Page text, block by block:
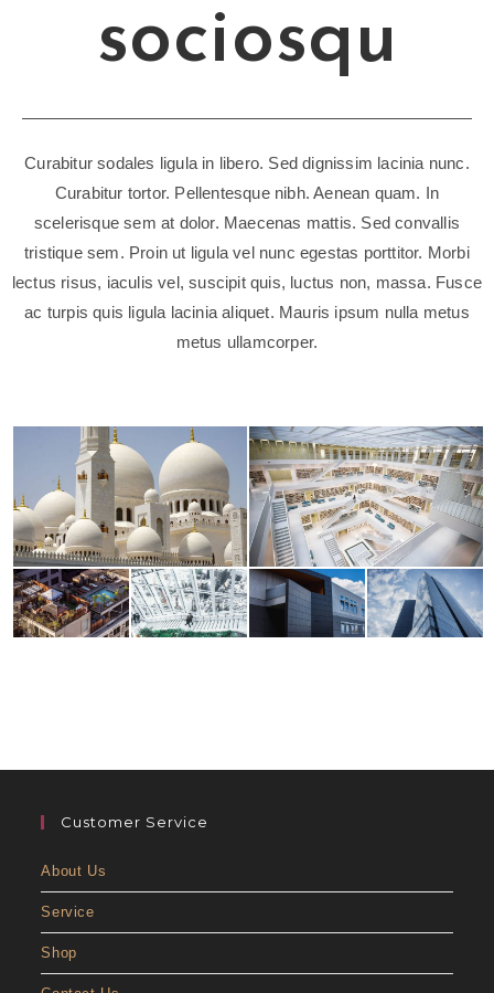
sociosqu
Curabitur sodales ligula in libero. Sed dignissim lacinia nunc.
Curabitur tortor. Pellentesque nibh. Aenean quam. In
scelerisque sem at dolor. Maecenas mattis. Sed convallis
tristique sem. Proin ut ligula vel nunc egestas porttitor. Morbi
lectus risus, iaculis vel, suscipit quis, luctus non, massa. Fusce
ac turpis quis ligula lacinia aliquet. Mauris ipsum nulla metus
metus ullamcorper.
Customer Service
About Us
Service
Shop